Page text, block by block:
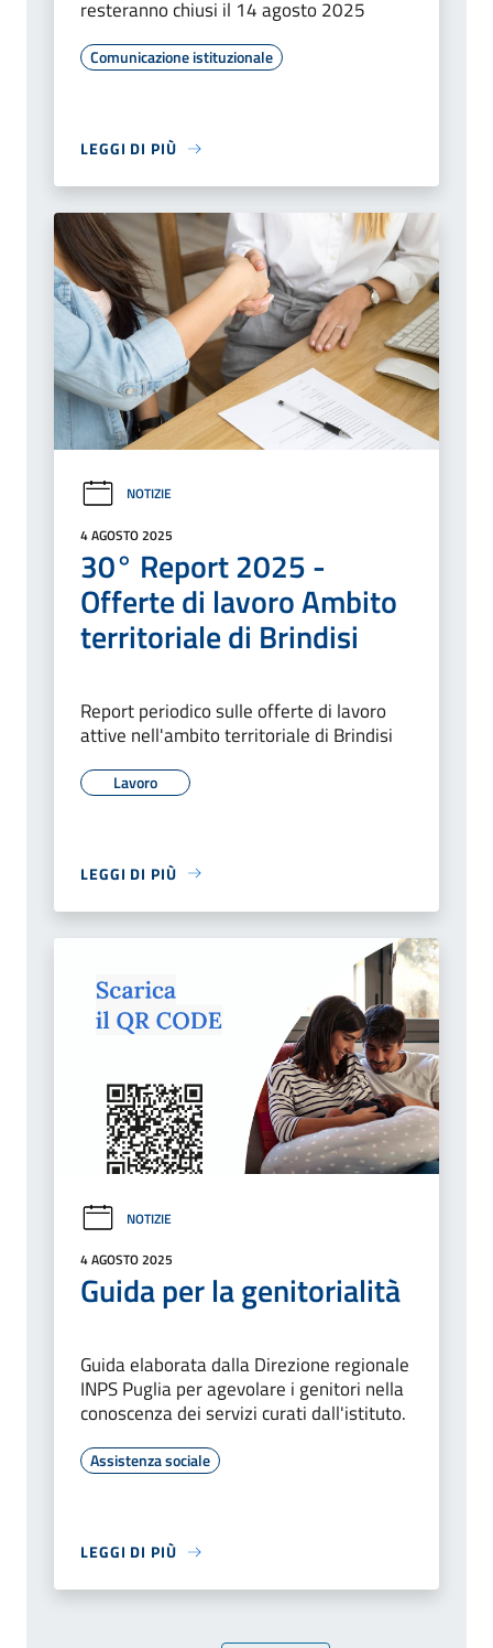
resteranno chiusi il 14 agosto 2025
Comunicazione istituzionale
LEGGI DI PIÙ
NOTIZIE
4 AGOSTO 2025
30° Report 2025 -
Offerte di lavoro Ambito
territoriale di Brindisi
Report periodico sulle offerte di lavoro
attive nell'ambito territoriale di Brindisi
Lavoro
LEGGI DI PIÙ
NOTIZIE
4 AGOSTO 2025
Guida per la genitorialità
Guida elaborata dalla Direzione regionale
INPS Puglia per agevolare i genitori nella
conoscenza dei servizi curati dall'istituto.
Assistenza sociale
LEGGI DI PIÙ